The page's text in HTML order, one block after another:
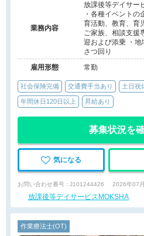
業務内容
放課後等デイサー
・各種イベント
育活動、教育、育
ご家族、相談支援
迎および添乗 ・
さつ回り
雇用形態
常勤
社会保険完備 交通費手当あり 土日祝
年間休日120日以上 昇給あり
募集状況を
気になる
お問い合わせ番号 : J101244426 2026年07
放課後等デイサービスMOKSHA
作業療法士(OT)